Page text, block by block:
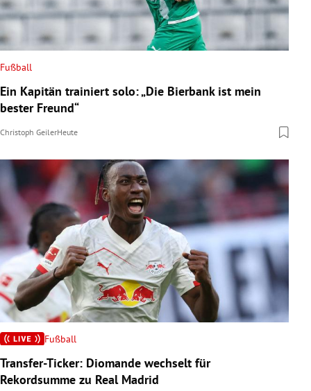
Fußball
Ein Kapitän trainiert solo: „Die Bierbank ist mein
bester Freund“
Christoph GeilerHeute
Fußball
Transfer-Ticker: Diomande wechselt für
Rekordsumme zu Real Madrid